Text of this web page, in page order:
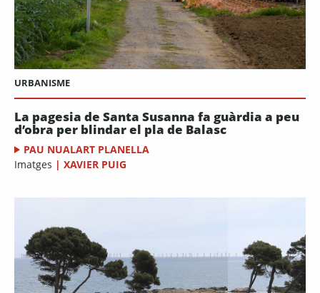
URBANISME
La pagesia de Santa Susanna fa guàrdia a peu
d’obra per blindar el pla de Balasc
PAU NUALART PLANELLA
Imatges | XAVIER PUIG